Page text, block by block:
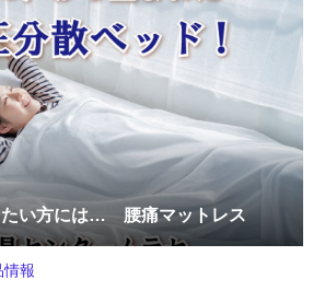
たい方には… 腰痛マットレス
情報